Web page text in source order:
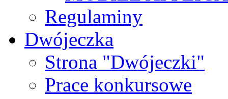
Regulaminy
Dwójeczka
Strona "Dwójeczki"
Prace konkursowe